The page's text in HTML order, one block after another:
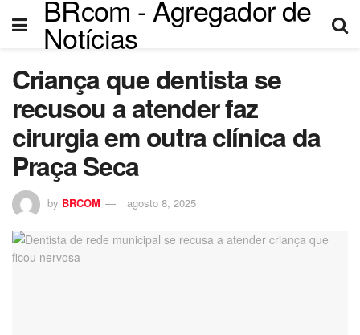
panel
panel
paketleri
BRcom - Agregador de
Notícias
Criança que dentista se
recusou a atender faz
cirurgia em outra clínica da
Praça Seca
by BRCOM agosto 8, 2025